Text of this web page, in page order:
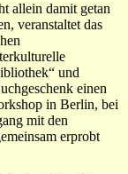
allein damit getan
veranstaltet das
und
einen
in Berlin, bei
mit den
erprobt